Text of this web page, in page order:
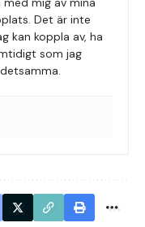
Det är inte
kan koppla av, ha
som jag